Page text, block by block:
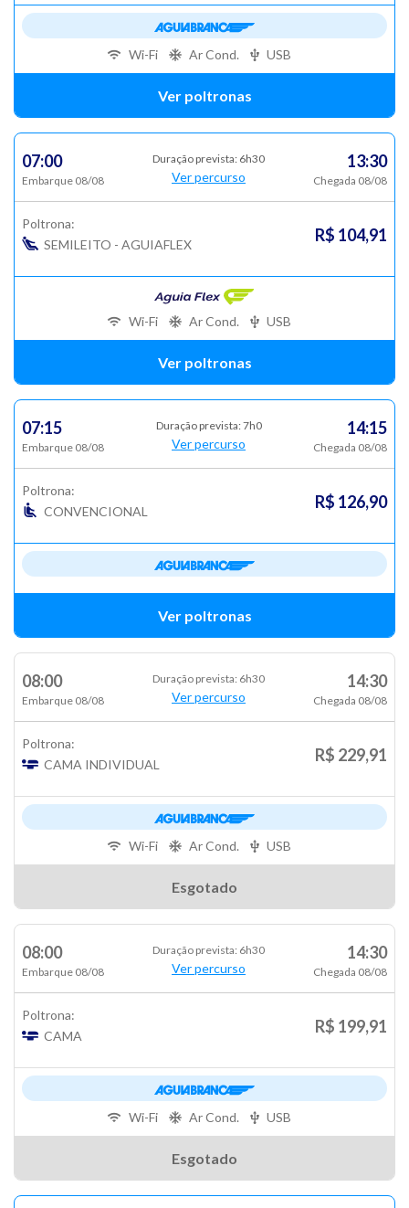
Ver poltronas
Wi-Fi Ar Cond. USB
07:00
Embarque 08/08
Duração prevista: 6h30
Ver percurso
13:30
Chegada 08/08
Poltrona:
SEMILEITO - AGUIAFLEX
R$ 104,91
Ver poltronas
Wi-Fi Ar Cond. USB
07:15
Embarque 08/08
Duração prevista: 7h0
Ver percurso
14:15
Chegada 08/08
Poltrona:
CONVENCIONAL
R$ 126,90
Ver poltronas
08:00
Embarque 08/08
Duração prevista: 6h30
Ver percurso
14:30
Chegada 08/08
Poltrona:
CAMA INDIVIDUAL
R$ 229,91
Esgotado
Wi-Fi Ar Cond. USB
08:00
Embarque 08/08
Duração prevista: 6h30
Ver percurso
14:30
Chegada 08/08
Poltrona:
CAMA
R$ 199,91
Esgotado
Wi-Fi Ar Cond. USB